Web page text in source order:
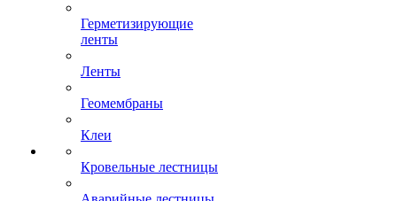
Герметизирующие
ленты
Ленты
Геомембраны
Клеи
Кровельные лестницы